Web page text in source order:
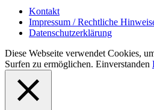
Kontakt
Impressum / Rechtliche
Datenschutzerklärung
Diese Webseite verwendet Cookies,
Surfen zu ermöglichen. Einverstanden